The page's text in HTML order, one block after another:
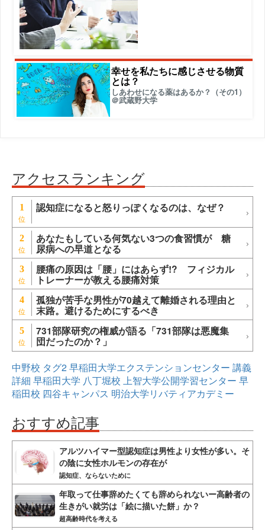
幸せを私たちに感じさせる物質
とは？
しあわせになる薬はあるか？（その1）
＠武蔵野大学
アクセスランキング
1 認知症になると怒りっぽくなるのは、なぜ？
2 あなたもしている何気ない3つの食習慣が 糖
尿病への早道となる
3 腰痛の原因は「腰」にはあらず!? フィジカル
トレーナーが教える腰痛対策
4 孤独が苦手な男性が70越えて離婚される理由と
末路。避けるためにするべき
5 731部隊研究の権威が語る「731部隊は悪魔集
団だったのか？」
中野校 タグ2早稲田大学エクステンションセンター 講義
詳細 早稲田大学 八丁堀校 上智大学公開学習センター 早
稲田校 四谷キャンパス 明治大学リバティアカデミー
おすすめ記事
アルツハイマー型認知症は男性より女性が多い。そ
の陰に女性ホルモンの存在が
認知症、ならないために
年取って仕事辞めたくても辞められないー高齢者の
生きがい就労は「絵に描いた餅」か？
超高齢時代を考える